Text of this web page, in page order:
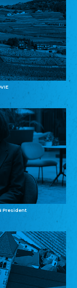
President